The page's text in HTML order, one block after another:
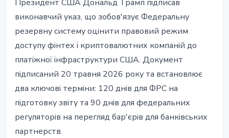
Трамп підписав указ: ФРС має
120 днів на перевірку доступу
крипто до платіжних систем
20 травня 2026 р. 2 хв читання
Наталія Дорофєєва
Президент США Дональд Трамп підписав
виконавчий указ, що зобов'язує Федеральну
резервну систему оцінити правовий режим
доступу фінтех і криптовалютних компаній до
платіжної інфраструктури США. Документ
підписаний 20 травня 2026 року та встановлює
два ключові терміни: 120 днів для ФРС на
підготовку звіту та 90 днів для федеральних
регуляторів на перегляд бар'єрів для банківських
партнерств.